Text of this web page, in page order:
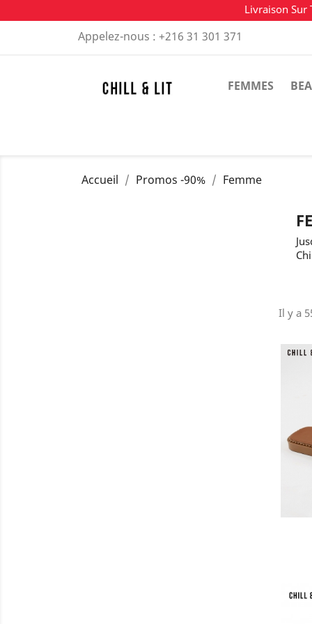
Livraison Sur
Appelez-nous : +216 31 301 371
FEMMES
Accueil Promos -90% Femme
Il y a